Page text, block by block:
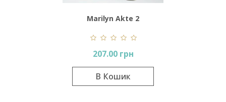
Marilyn Akte 2
207.00 грн
В Кошик